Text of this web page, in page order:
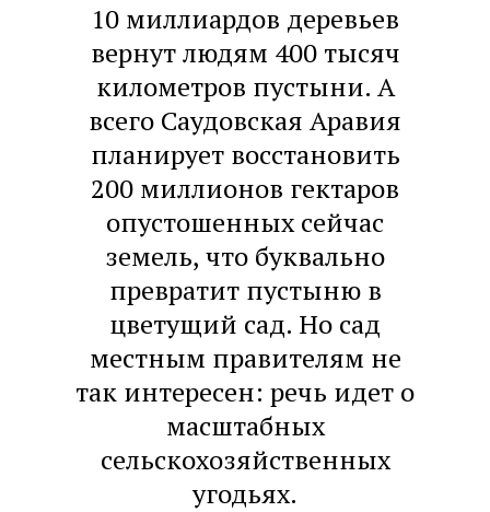
10 миллиардов деревьев
вернут людям 400 тысяч
километров пустыни. А
всего Саудовская Аравия
планирует восстановить
200 миллионов гектаров
опустошенных сейчас
земель, что буквально
превратит пустыню в
цветущий сад. Но сад
местным правителям не
так интересен: речь идет о
масштабных
сельскохозяйственных
угодьях.